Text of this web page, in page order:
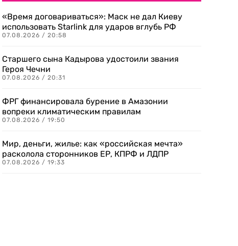
«Время договариваться»: Маск не дал Киеву
использовать Starlink для ударов вглубь РФ
07.08.2026 / 20:58
Старшего сына Кадырова удостоили звания
Героя Чечни
07.08.2026 / 20:31
ФРГ финансировала бурение в Амазонии
вопреки климатическим правилам
07.08.2026 / 19:50
Мир, деньги, жилье: как «российская мечта»
расколола сторонников ЕР, КПРФ и ЛДПР
07.08.2026 / 19:33